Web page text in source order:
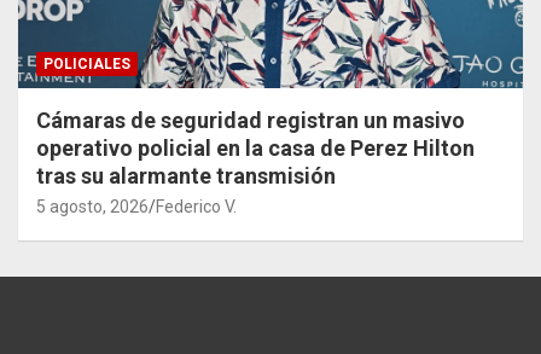
POLICIALES
Cámaras de seguridad registran un masivo
operativo policial en la casa de Perez Hilton
tras su alarmante transmisión
5 agosto, 2026 Federico V.